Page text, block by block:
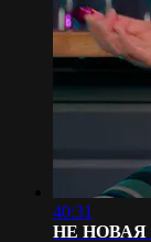
40:31
НЕ НОВАЯ